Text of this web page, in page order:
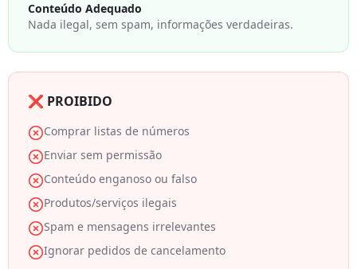
Conteúdo Adequado
Nada ilegal, sem spam, informações verdadeiras.
❌ PROIBIDO
Comprar listas de números
Enviar sem permissão
Conteúdo enganoso ou falso
Produtos/serviços ilegais
Spam e mensagens irrelevantes
Ignorar pedidos de cancelamento